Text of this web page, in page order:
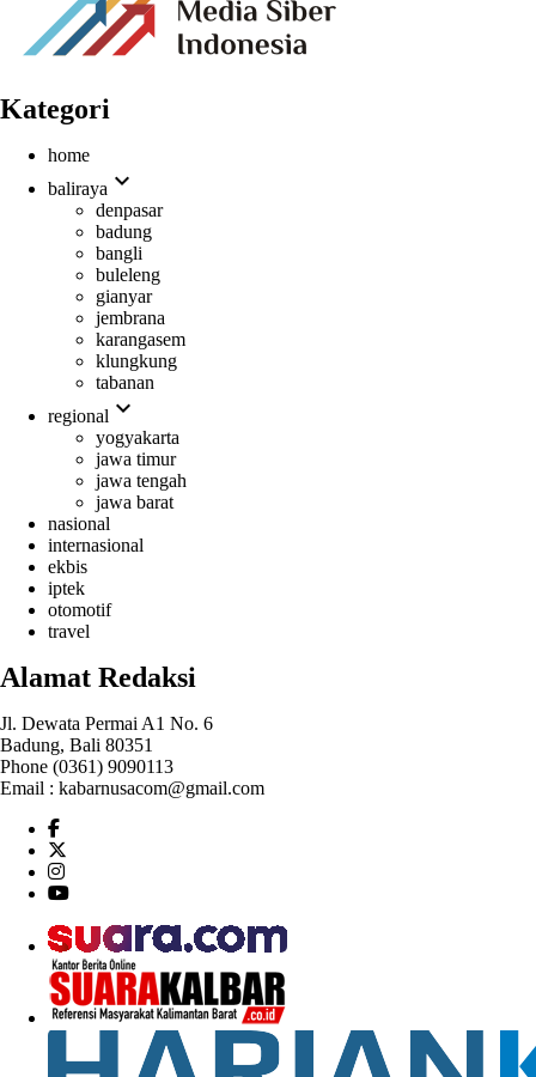
Kategori
home
baliraya expand_more
denpasar
badung
bangli
buleleng
gianyar
jembrana
karangasem
klungkung
tabanan
regional expand_more
yogyakarta
jawa timur
jawa tengah
jawa barat
nasional
internasional
ekbis
iptek
otomotif
travel
Alamat Redaksi
Jl. Dewata Permai A1 No. 6
Badung, Bali 80351
Phone (0361) 9090113
Email : kabarnusacom@gmail.com